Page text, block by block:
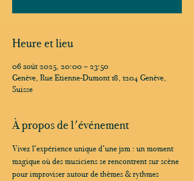
Heure et lieu
06 août 2025, 20:00 – 23:50
Genève, Rue Etienne-Dumont 18, 1204 Genève,
Suisse
À propos de l'événement
Vivez l’expérience unique d’une jam : un moment
magique où des musiciens se rencontrent sur scène
pour improviser autour de thèmes & rythmes